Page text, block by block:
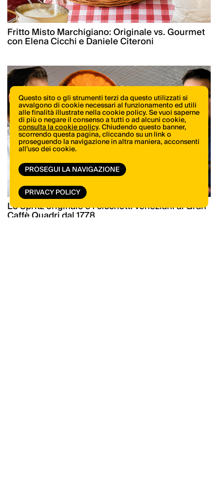
Fritto Misto Marchigiano: Originale vs. Gourmet
con Elena Cicchi e Daniele Citeroni
Lo Spritz originale e i cicchetti veneziani al Gran
Caffè Quadri dal 1778
Questo sito o gli strumenti terzi da questo utilizzati si
avvalgono di cookie necessari al funzionamento ed utili
alle finalità illustrate nella cookie policy. Se vuoi saperne
di più o negare il consenso a tutti o ad alcuni cookie,
consulta la cookie policy. Chiudendo questo banner,
scorrendo questa pagina, cliccando su un link o
proseguendo la navigazione in altra maniera, acconsenti
all’uso dei cookie.
PROSEGUI LA NAVIGAZIONE
PRIVACY POLICY